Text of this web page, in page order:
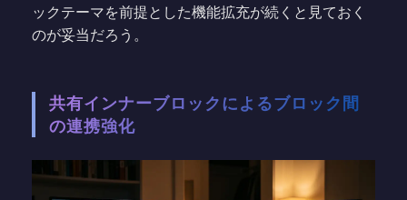
ックテーマを前提とした機能拡充が続くと見ておく
のが妥当だろう。
共有インナーブロックによるブロック間
の連携強化